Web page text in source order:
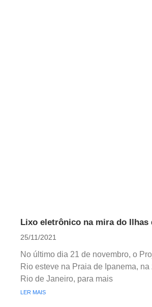
Lixo eletrônico na mira do Ilhas
25/11/2021
No último dia 21 de novembro, o
Rio esteve na Praia de Ipanema,
Rio de Janeiro, para mais
LER MAIS